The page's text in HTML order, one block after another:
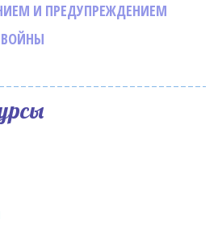
И ПРЕДУПРЕЖДЕНИЕМ